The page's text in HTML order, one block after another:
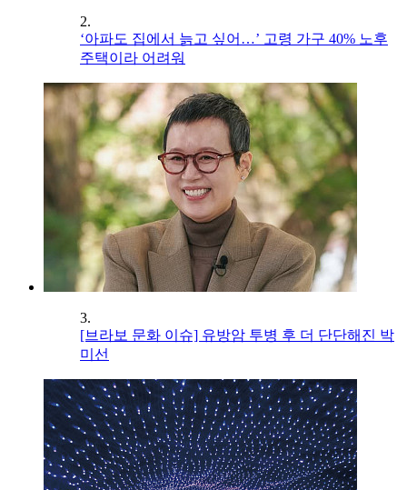
2.
‘아파도 집에서 늙고 싶어…’ 고령 가구 40% 노후
주택이라 어려워
3.
[브라보 문화 이슈] 유방암 투병 후 더 단단해진 박
미선